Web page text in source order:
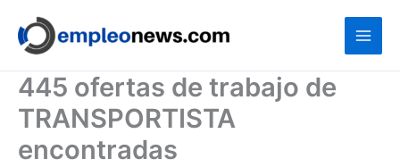
contenido
445 ofertas de trabajo de
TRANSPORTISTA
encontradas